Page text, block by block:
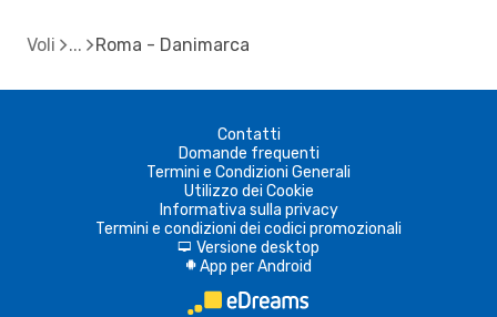
Voli Roma - Danimarca
Contatti
Domande frequenti
Termini e Condizioni Generali
Utilizzo dei Cookie
Informativa sulla privacy
Termini e condizioni dei codici promozionali
d Versione desktop
A App per Android